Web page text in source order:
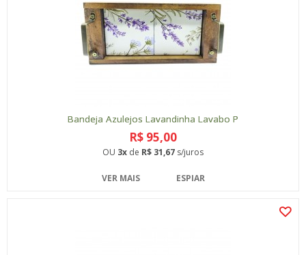
Bandeja Azulejos Lavandinha Lavabo P
R$ 95,00
OU 3x de R$ 31,67 s/juros
VER MAIS ESPIAR